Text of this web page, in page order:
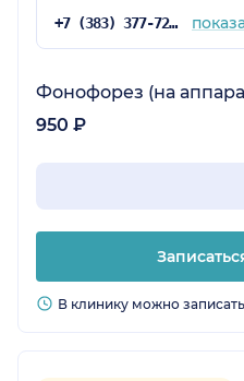
+7 (383) 377-72-60
Фонофорез (на
950 ₽
В клинику можно